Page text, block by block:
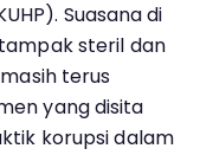
Suasana di
steril dan
terus
yang disita
korupsi dalam